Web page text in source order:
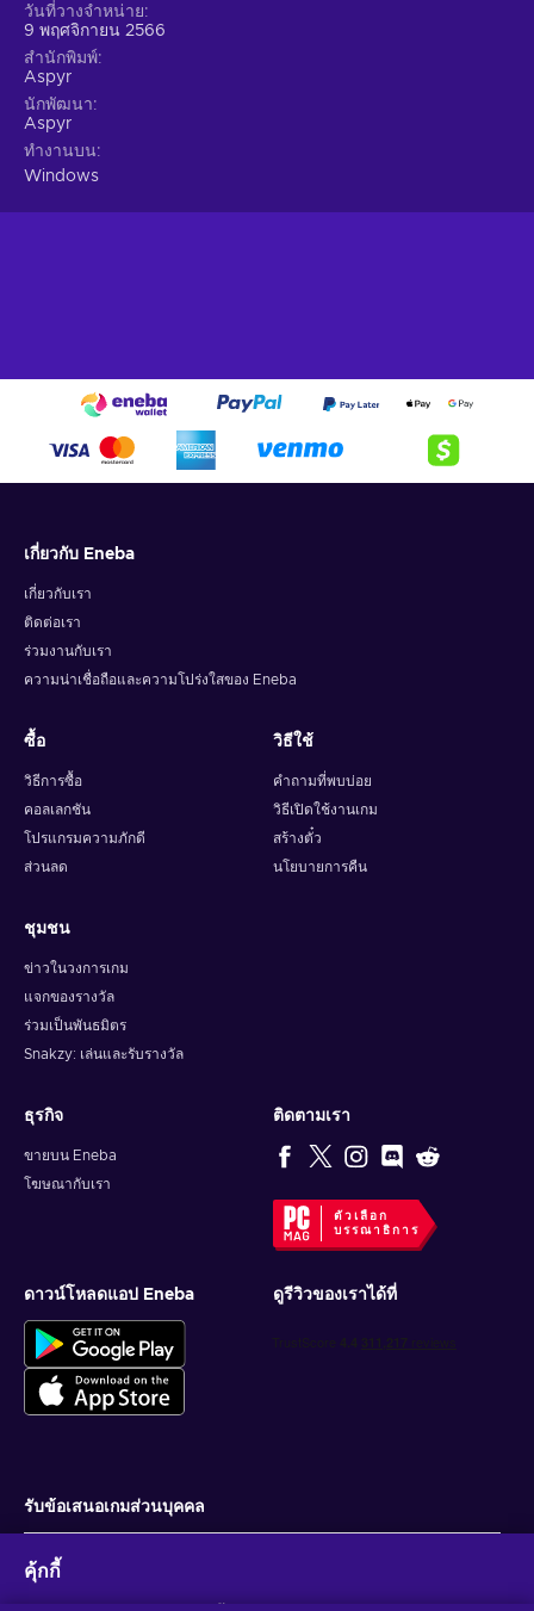
วันที่วางจำหน่าย
9 พฤศจิกายน 2566
สำนักพิมพ์
Aspyr
นักพัฒนา
Aspyr
ทำงานบน
Windows
เกี่ยวกับ Eneba
เกี่ยวกับเรา
ติดต่อเรา
ร่วมงานกับเรา
ความน่าเชื่อถือและความโปร่งใสของ Eneba
ซื้อ
วิธีการซื้อ
คอลเลกชัน
โปรแกรมความภักดี
ส่วนลด
วิธีใช้
คำถามที่พบบ่อย
วิธีเปิดใช้งานเกม
สร้างตั๋ว
นโยบายการคืน
ชุมชน
ข่าวในวงการเกม
แจกของรางวัล
ร่วมเป็นพันธมิตร
Snakzy: เล่นและรับรางวัล
ธุรกิจ
ขายบน Eneba
โฆษณากับเรา
ติดตามเรา
ตัวเลือก
บรรณาธิการ
ดาวน์โหลดแอป Eneba ดูรีวิวของเราได้ที่
รับข้อเสนอเกมส่วนบุคคล
คุ้กกี้